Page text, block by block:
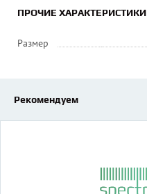
ПРОЧИЕ ХАРАКТЕРИСТИКИ
Размер
Рекомендуем